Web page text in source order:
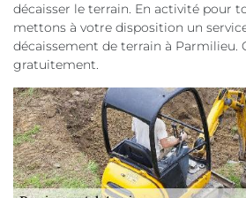
décaisser le terrain. En activité pour
mettons à votre disposition un
décaissement de terrain à Parmilieu.
gratuitement.